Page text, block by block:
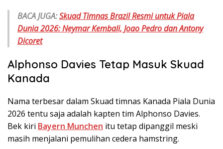
BACA JUGA:Skuad Timnas Brazil Resmi untuk Piala
Dunia 2026: Neymar Kembali, Joao Pedro dan Antony
Dicoret
Alphonso Davies Tetap Masuk Skuad
Kanada
Nama terbesar dalam Skuad timnas Kanada Piala Dunia
2026 tentu saja adalah kapten tim Alphonso Davies.
Bek kiri Bayern Munchen itu tetap dipanggil meski
masih menjalani pemulihan cedera hamstring.